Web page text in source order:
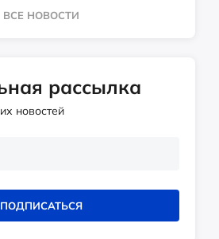
ВСЕ НОВОСТИ
рассылка
новостей
ПОДПИСАТЬСЯ